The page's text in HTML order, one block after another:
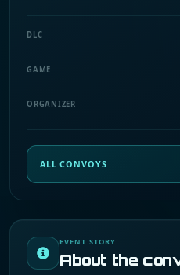
EVENT STORY
About the
DLC
GAME
ORGANIZER
ALL CONVOYS